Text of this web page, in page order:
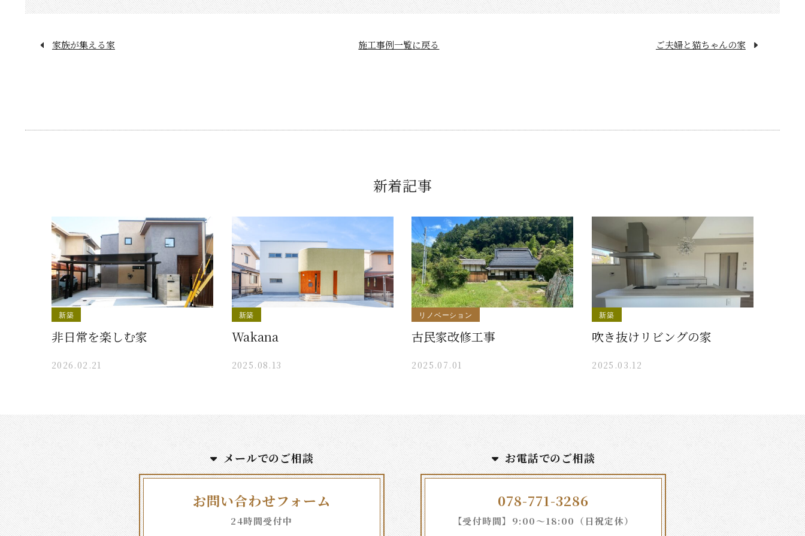
家族が集える家 施工事例一覧に戻る ご夫婦と猫ちゃんの家
新着記事
新築
非日常を楽しむ家
2026.02.21
新築
Wakana
2025.08.13
リノベーション
古民家改修工事
2025.07.01
新築
吹き抜けリビングの家
2025.03.12
メールでのご相談
お問い合わせフォーム
24時間受付中
お電話でのご相談
078-771-3286
【受付時間】9:00～18:00 （日祝定休）